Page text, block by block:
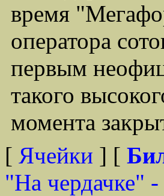
время
оператора
первым
такого
момента
[ Ячейки ] [
"На чердачке" -